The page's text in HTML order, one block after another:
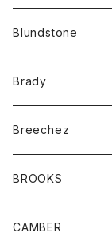
カーディガン
コート
アクセサリー
バッグ
ベルト
キッズ
Tシャツ
グッズ
アンダーウェアー
カードホルダー
トップス
カーディガン
ボトム
サングラス
Blundstone
Brady
Breechez
シャツ
BROOKS
グッズ
CAMBER